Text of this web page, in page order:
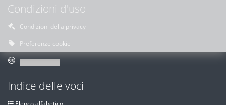
Condizioni d'uso
Condizioni della privacy
Preferenze cookie
Indice delle voci
Elenco alfabetico